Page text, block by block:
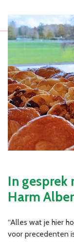
In gesprek
Harm
“Alles wat je hier
voor precedenten